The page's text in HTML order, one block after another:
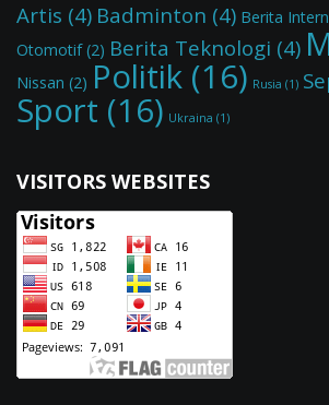
Artis (4) Badminton (4) Berita
Otomotif(2) Berita Teknologi (4)
Nissan (2) Politik (16) Rusia (1)
Sport (16) Ukraina (1)
VISITORS WEBSITES